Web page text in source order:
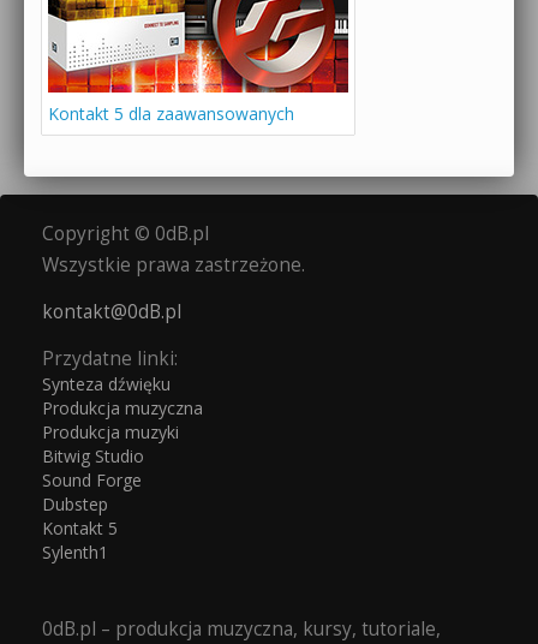
Kontakt 5 dla zaawansowanych
Copyright © 0dB.pl
Wszystkie prawa zastrzeżone.
kontakt@0dB.pl
Przydatne linki:
Synteza dźwięku
Produkcja muzyczna
Produkcja muzyki
Bitwig Studio
Sound Forge
Dubstep
Kontakt 5
Sylenth1
0dB.pl – produkcja muzyczna, kursy, tutoriale,